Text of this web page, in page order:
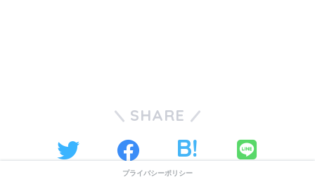
SHARE
シェア はてブ
プライバシーポリシー